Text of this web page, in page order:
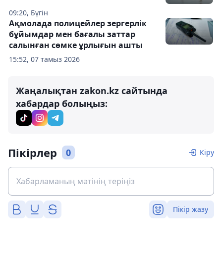
09:20, Бүгін
15:52, 07 тамыз 2026
Ақмолада полицейлер зергерлік
бұйымдар мен бағалы заттар
салынған сөмке ұрлығын ашты
Жаңалықтан zakon.kz сайтында
хабардар болыңыз:
Пікірлер 0 Кіру
Пікір жазу